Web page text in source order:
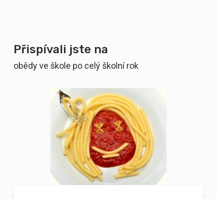
Přispívali jste na
obědy ve škole po celý školní rok